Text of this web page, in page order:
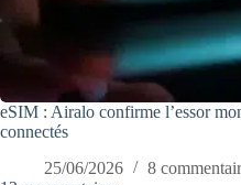
eSIM : Airalo confirme l’essor
connectés
25/06/2026
8